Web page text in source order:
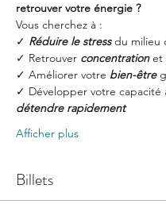
retrouver votre énergie ?
Vous cherchez à :
✓ Réduire le stress du milieu
✓ Retrouver concentration et
✓ Améliorer votre bien-être
✓ Développer votre capacité
détendre rapidement
Afficher plus
Billets